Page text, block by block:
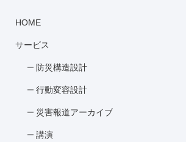
HOME
サービス
防災構造設計
行動変容設計
災害報道アーカイブ
講演